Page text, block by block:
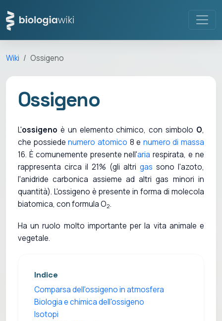
Wiki Ossigeno
Ossigeno
L'ossigeno è un elemento chimico, con simbolo O,
che possiedenumero atomico 8 e numero di massa
16. È comunemente presente nell'aria respirata, e ne
rappresenta circa il 21% (gli altri gas sono l'azoto,
l'anidride carbonica assieme ad altri gas minori in
quantità). L'ossigeno è presente in forma di molecola
biatomica, con formula O2.
Ha un ruolo molto importante per la vita animale e
vegetale.
Indice
Comparsa dell'ossigeno in atmosfera
Biologia e chimica dell'ossigeno
Isotopi